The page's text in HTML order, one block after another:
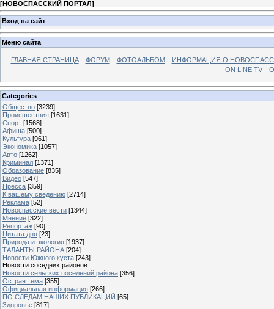
[НОВОСПАССКИЙ ПОРТАЛ]
Вход на сайт
Меню сайта
ГЛАВНАЯ СТРАНИЦА ФОРУМ ФОТОАЛЬБОМ
ИНФОРМАЦИЯ О
ON LINE TV
Categories
Общество [3239]
Происшествия [1631]
Спорт [1568]
Афиша [500]
Культура [961]
Экономика [1057]
Авто [1262]
Криминал [1371]
Образование [835]
Видео [547]
Пресса [359]
К вашему сведению [2714]
Реклама [52]
Новоспасские вести [1344]
Мнение [322]
Репортаж [90]
Цитата дня [23]
Природа и экология [1937]
ТАЛАНТЫ РАЙОНА [204]
Новости Южного куста [243]
Новости соседних районов
Новости сельских поселений района [356]
Острая тема [355]
Официальная информация [266]
ПО СЛЕДАМ НАШИХ ПУБЛИКАЦИЙ [65]
Здоровье [817]